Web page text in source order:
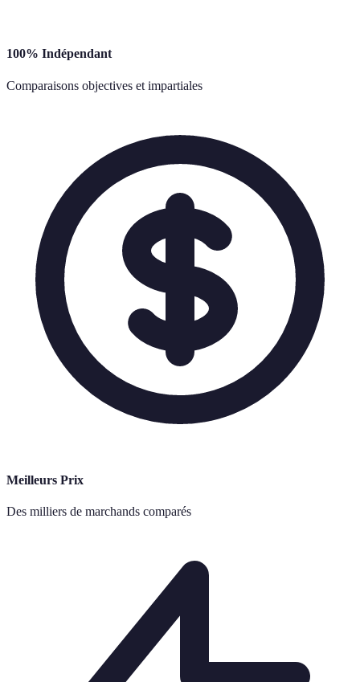
100% Indépendant
Comparaisons objectives et impartiales
Meilleurs Prix
Des milliers de marchands comparés